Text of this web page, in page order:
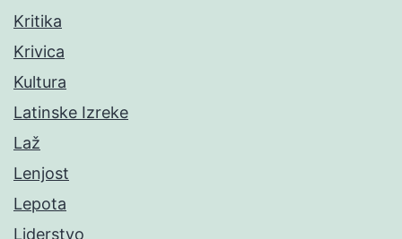
Kritika
Krivica
Kultura
Latinske Izreke
Laž
Lenjost
Lepota
Liderstvo